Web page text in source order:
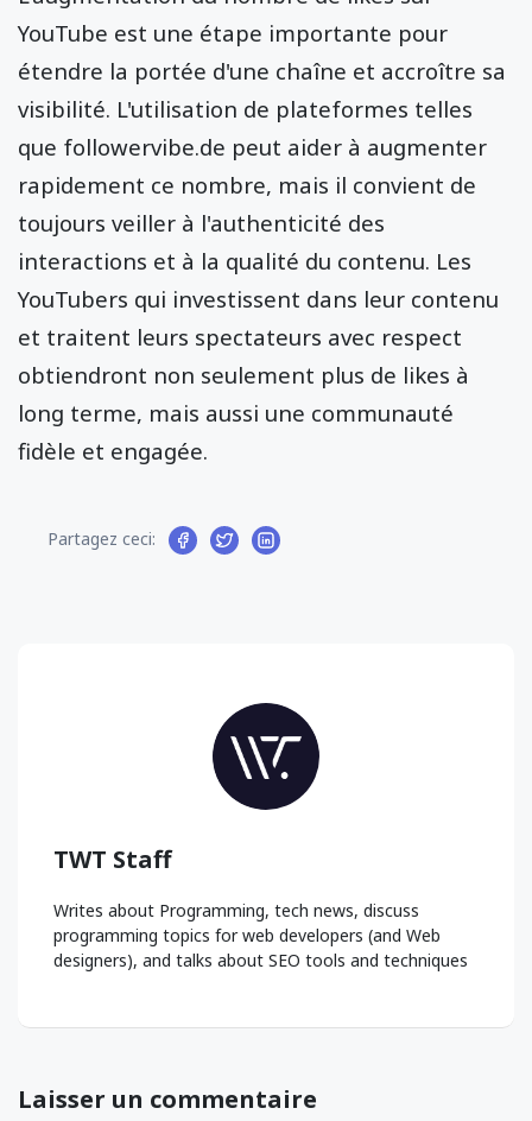
YouTube est une étape importante pour
étendre la portée d'une chaîne et accroître sa
visibilité. L'utilisation de plateformes telles
que followervibe.de peut aider à augmenter
rapidement ce nombre, mais il convient de
toujours veiller à l'authenticité des
interactions et à la qualité du contenu. Les
YouTubers qui investissent dans leur contenu
et traitent leurs spectateurs avec respect
obtiendront non seulement plus de likes à
long terme, mais aussi une communauté
fidèle et engagée.
Partagez ceci:
TWT Staff
Writes about Programming, tech news, discuss
programming topics for web developers (and Web
designers), and talks about SEO tools and techniques
Laisser un commentaire